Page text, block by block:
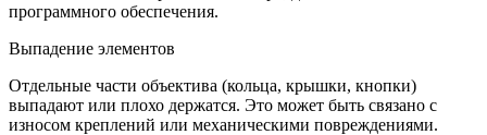
программного обеспечения.
Выпадение элементов
Отдельные части объектива (кольца, крышки, кнопки)
выпадают или плохо держатся. Это может быть связано с
износом креплений или механическими повреждениями.